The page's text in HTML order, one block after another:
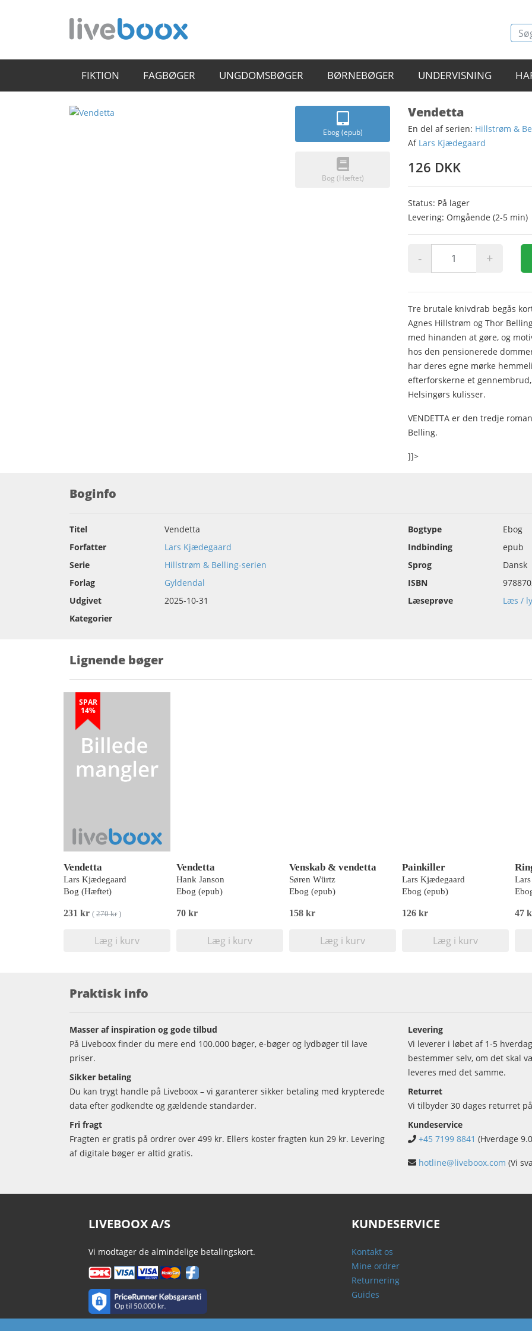
FIKTION FAGBØGER UNGDOMSBØGER BØRNEBØGER UNDERVISNING
Ebog (epub)
Bog (Hæftet)
Vendetta
En del af serien: Hillstrøm &
Af Lars Kjædegaard
126 DKK
Status: På lager
Levering: Omgående (2-5 min)
- +
Tre brutale knivdrab begås
Agnes Hillstrøm og Thor
med hinanden at gøre, og
hos den pensionerede
har deres egne mørke
efterforskerne et
Helsingørs kulisser.
VENDETTA er den tredje
Belling.
]]>
Boginfo
Titel
Vendetta
Forfatter
Lars Kjædegaard
Serie
Hillstrøm & Belling-serien
Forlag
Gyldendal
Udgivet
2025-10-31
Kategorier
Bogtype
Ebog
Indbinding
epub
Sprog
Dansk
ISBN
Læseprøve
Læs /
Lignende bøger
SPAR
14%
Vendetta
Lars Kjædegaard
Bog (Hæftet)
231 kr ( 270 kr)
Læg i kurv
Vendetta
Hank Janson
Ebog (epub)
70 kr
Læg i kurv
Venskab & vendetta
Søren Würtz
Ebog (epub)
158 kr
Læg i kurv
Painkiller
Lars Kjædegaard
Ebog (epub)
126 kr
Læg i kurv
47
Praktisk info
Masser af inspiration og gode tilbud
På Liveboox finder du mere end 100.000 bøger, e-bøger og lydbøger til lave
priser.
Sikker betaling
Du kan trygt handle på Liveboox – vi garanterer sikker betaling med krypterede
data efter godkendte og gældende standarder.
Fri fragt
Fragten er gratis på ordrer over 499 kr. Ellers koster fragten kun 29 kr. Levering
af digitale bøger er altid gratis.
Levering
Vi leverer i løbet af 1-5
bestemmer selv, om det skal
leveres med det samme.
Returret
Vi tilbyder 30 dages returret
Kundeservice
+45 7199 8841 (Hverdage
hotline@liveboox.com (Vi
LIVEBOOX A/S
Vi modtager de almindelige betalingskort.
KUNDESERVICE
Kontakt os
Mine ordrer
Returnering
Guides